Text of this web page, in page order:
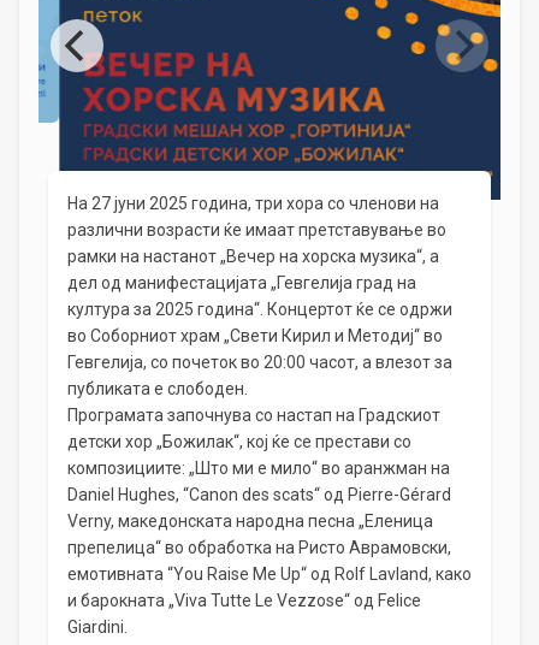
На 27 јуни 2025 година, три хора со членови на
различни возрасти ќе имаат претставување во
рамки на настанот „Вечер на хорска музика“, а
дел од манифестацијата „Гевгелија град на
култура за 2025 година“. Концертот ќе се одржи
во Соборниот храм „Свети Кирил и Методиј“ во
Гевгелија, со почеток во 20:00 часот, а влезот за
публиката е слободен.
Програмата започнува со настап на Градскиот
детски хор „Божилак“, кој ќе се престави со
композициите: „Што ми е мило“ во аранжман на
Daniel Hughes, “Canon des scats“ од Pierre-Gérard
Verny, македонската народна песна „Еленица
препелица“ во обработка на Ристо Аврамовски,
емотивната “You Raise Me Up“ од Rolf Lavland, како
и барокната „Viva Tutte Le Vezzose“ од Felice
Giardini.